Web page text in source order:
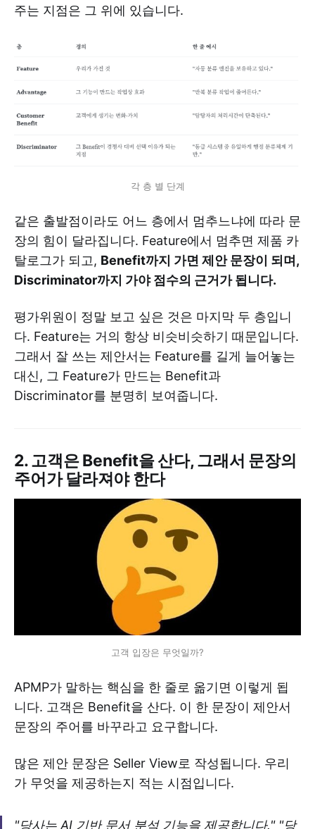
주는 지점은 그 위에 있습니다.
각 층 별 단계
같은 출발점이라도 어느 층에서 멈추느냐에 따라 문
장의 힘이 달라집니다. Feature에서 멈추면 제품 카
탈로그가 되고, Benefit까지 가면 제안 문장이 되며,
Discriminator까지 가야 점수의 근거가 됩니다.
평가위원이 정말 보고 싶은 것은 마지막 두 층입니
다. Feature는 거의 항상 비슷비슷하기 때문입니다.
그래서 잘 쓰는 제안서는 Feature를 길게 늘어놓는
대신, 그 Feature가 만드는 Benefit과
Discriminator를 분명히 보여줍니다.
2. 고객은 Benefit을 산다, 그래서 문장의
주어가 달라져야 한다
고객 입장은 무엇일까?
APMP가 말하는 핵심을 한 줄로 옮기면 이렇게 됩
니다. 고객은 Benefit을 산다. 이 한 문장이 제안서
문장의 주어를 바꾸라고 요구합니다.
많은 제안 문장은 Seller View로 작성됩니다. 우리
가 무엇을 제공하는지 적는 시점입니다.
"당사는 AI 기반 문서 분석 기능을 제공합니다." "당